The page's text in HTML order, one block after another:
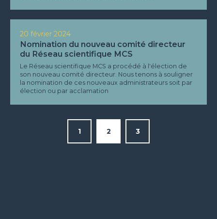
20 février 2024
Nomination du nouveau comité directeur
du Réseau scientifique MCS
Le Réseau scientifique MCS a procédé à l'élection de
son nouveau comité directeur. Nous tenons à souligner
la nomination de ces nouveaux administrateurs soit par
élection ou par acclamation
1 2 3